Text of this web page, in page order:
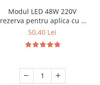
Modul LED 48W 220V
rezerva pentru aplica cu 3
Culori si telecomanda
50,40 Lei